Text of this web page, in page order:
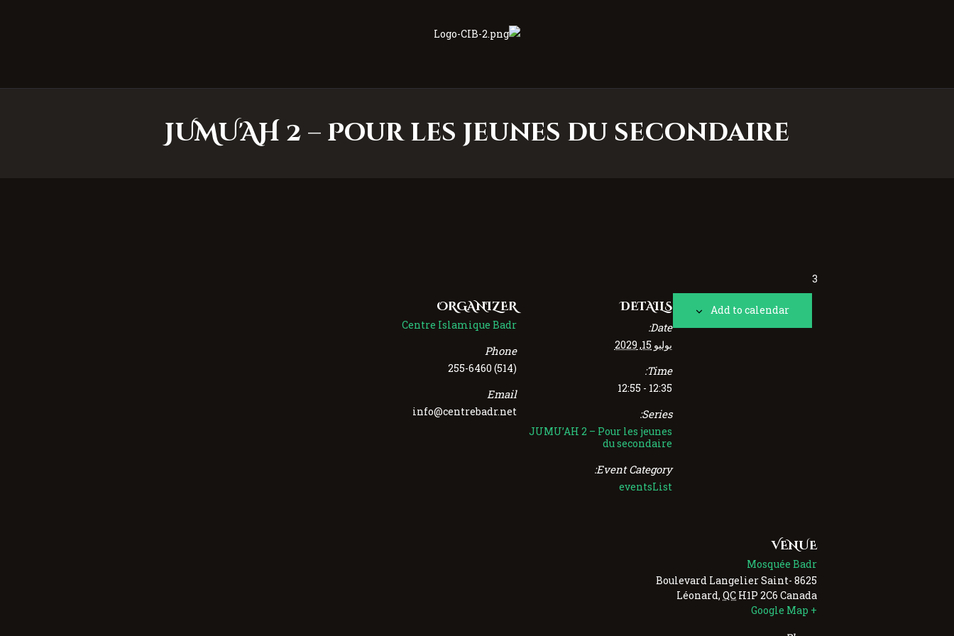
JUMU'AH 2 – Pour les jeunes du secondaire
3
Add to calendar
DETAILS
Date:
يوليو 15, 2029
Time:
12:35 - 12:55
Series:
JUMU’AH 2 – Pour les jeunes
du secondaire
Event Category:
eventsList
ORGANIZER
Centre Islamique Badr
Phone
(514) 255-6460
Email
info@centrebadr.net
VENUE
Mosquée Badr
8625 Boulevard Langelier
Saint-
Léonard, QC H1P 2C6 Canada
+ Google Map